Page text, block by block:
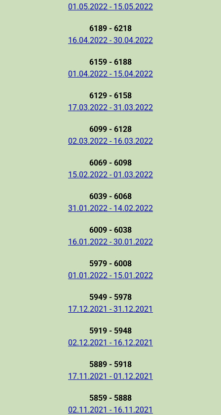
01.05.2022 - 15.05.2022
6189 - 6218
16.04.2022 - 30.04.2022
6159 - 6188
01.04.2022 - 15.04.2022
6129 - 6158
17.03.2022 - 31.03.2022
6099 - 6128
02.03.2022 - 16.03.2022
6069 - 6098
15.02.2022 - 01.03.2022
6039 - 6068
31.01.2022 - 14.02.2022
6009 - 6038
16.01.2022 - 30.01.2022
5979 - 6008
01.01.2022 - 15.01.2022
5949 - 5978
17.12.2021 - 31.12.2021
5919 - 5948
02.12.2021 - 16.12.2021
5889 - 5918
17.11.2021 - 01.12.2021
5859 - 5888
02.11.2021 - 16.11.2021